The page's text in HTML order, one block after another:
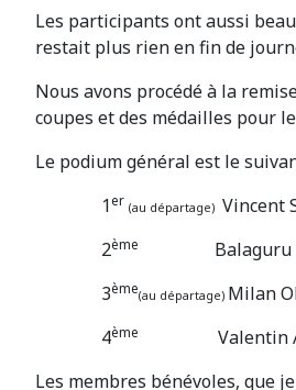
Les participants ont aussi
restait plus rien en fin de
Nous avons procédé à la
coupes et des médailles pour
Le podium général est le
1er (au départage) Vincent
2ème Balaguru
3ème(au départage) Milan
4ème Valentin
Les membres bénévoles, que